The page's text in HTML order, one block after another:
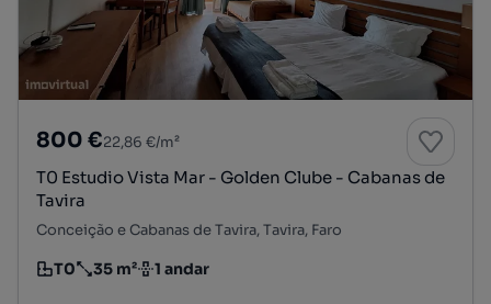
800 €22,86 €/m²
T0 Estudio Vista Mar - Golden Clube - Cabanas de
Tavira
Conceição e Cabanas de Tavira, Tavira, Faro
Tipologia
T0
Preço por metro quadrado
35 m²
Andar 1 andar